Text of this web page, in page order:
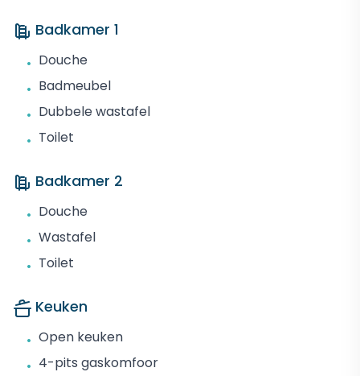
Badkamer 1
• Douche
• Badmeubel
• Dubbele wastafel
• Toilet
Badkamer 2
• Douche
• Wastafel
• Toilet
Keuken
• Open keuken
• 4-pits gaskomfoor